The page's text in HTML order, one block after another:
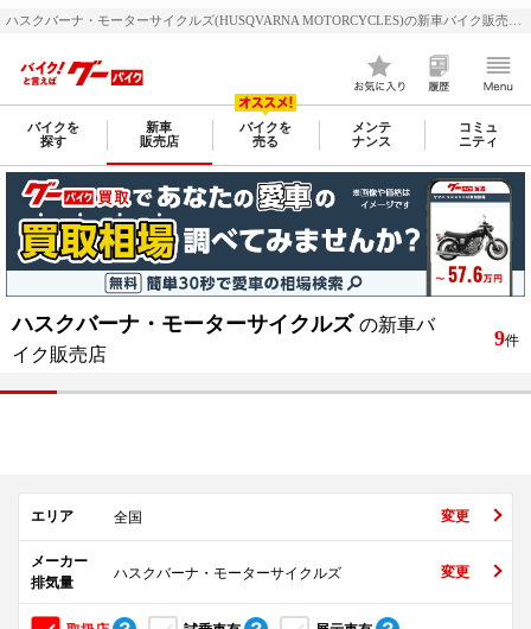
バイクを
探す
新車
販売店
バイクを
売る
メンテ
ナンス
コミュ
ニティ
ハスクバーナ・モーターサイクルズ の新車バ
イク販売店
9件
エリア 全国 変更
メーカー
排気量
ハスクバーナ・モーターサイクルズ 変更